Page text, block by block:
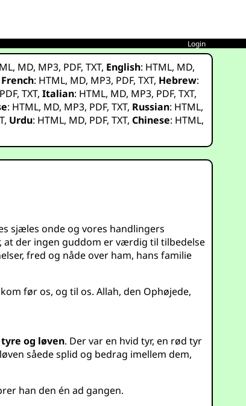
Login
, MD, MP3, PDF,TXT, English: HTML, MD,
French: HTML, MD, MP3, PDF,TXT, Hebrew:
PDF,TXT,Italian: HTML, MD, MP3, PDF,TXT,
: HTML, MD, MP3, PDF,TXT, Russian: HTML,
, Urdu: HTML, MD, PDF,TXT,Chinese: HTML,
sjæles onde og vores handlingers
at der ingen guddom er værdig til tilbedelse
fred og nåde over ham, hans familie
før os, og til os. Allah, den Ophøjede,
og løven. Der var en hvid tyr, en rød tyr
såede splid og bedrag imellem dem,
han den én ad gangen.